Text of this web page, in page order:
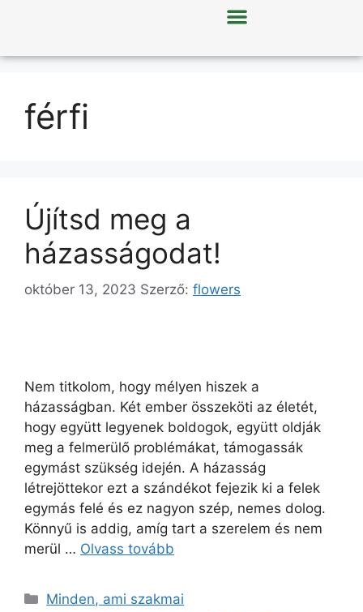
férfi
Újítsd meg a
házasságodat!
október 13, 2023 Szerző: flowers
Nem titkolom, hogy mélyen hiszek a
házasságban. Két ember összeköti az életét,
hogy együtt legyenek boldogok, együtt oldják
meg a felmerülő problémákat, támogassák
egymást szükség idején. A házasság
létrejöttekor ezt a szándékot fejezik ki a felek
egymás felé és ez nagyon szép, nemes dolog.
Könnyű is addig, amíg tart a szerelem és nem
merül … Olvass tovább
Minden, ami szakmai